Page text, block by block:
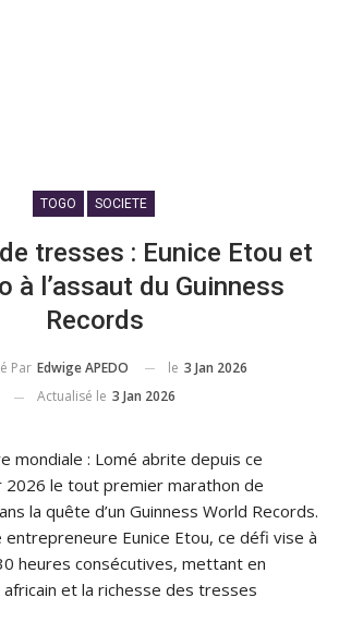
TOGO SOCIETE
tresses : Eunice Etou et
à l’assaut du Guinness
Records
Par Edwige APEDO le 3 Jan 2026
Actualisé le 3 Jan 2026
mondiale : Lomé abrite depuis ce
2026 le tout premier marathon de
la quête d’un Guinness World Records.
Eunice Etou, ce défi vise à
heures consécutives, mettant en
africain et la richesse des tresses